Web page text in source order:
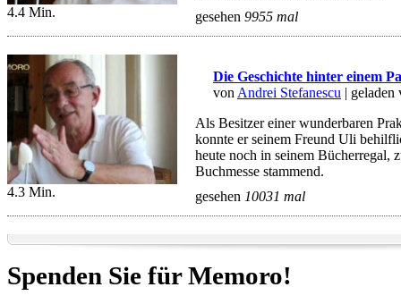
4.4 Min.
gesehen 9955 mal
4.3 Min.
Die Geschichte hinter einem
von Andrei Stefanescu |
Als Besitzer einer wunderbaren
konnte er seinem Freund Uli
heute noch in seinem Bücherregal,
Buchmesse stammend.
gesehen 10031 mal
Spenden Sie fürMemoro!